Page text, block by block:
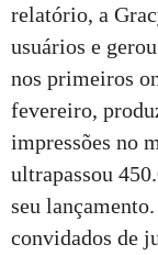
relatório, a
usuários e
nos primeiros
fevereiro,
impressões no
ultrapassou
seu
convidados de